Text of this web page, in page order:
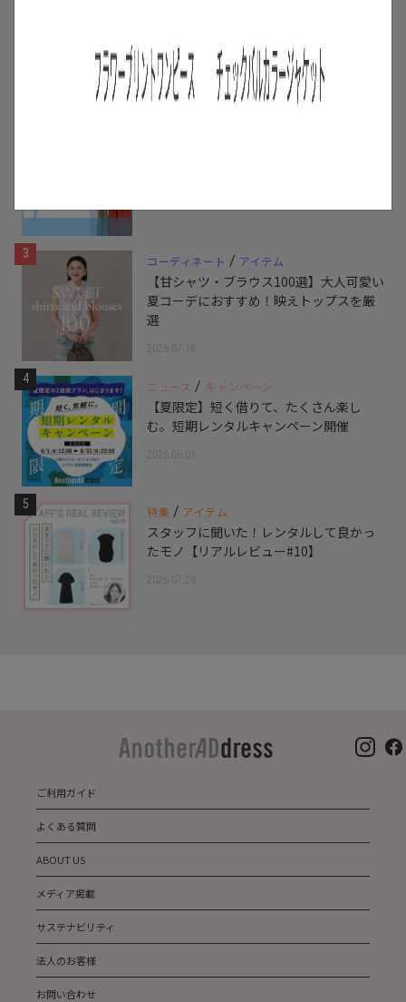
3 コーディネート / アイテム
【甘シャツ・ブラウス100選】大人可愛い
夏コーデにおすすめ！映えトップスを厳
選
2026.07.16
4 ニュース / キャンペーン
【夏限定】短く借りて、たくさん楽し
む。短期レンタルキャンペーン開催
2026.06.01
5 特集 / アイテム
スタッフに聞いた！レンタルして良かっ
たモノ【リアルレビュー#10】
2026.07.28
ご利用ガイド
よくある質問
ABOUT US
メディア掲載
サステナビリティ
法人のお客様
お問い合わせ